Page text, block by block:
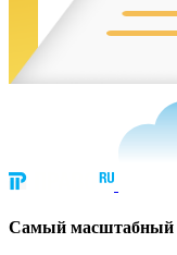
Cамый масштабный